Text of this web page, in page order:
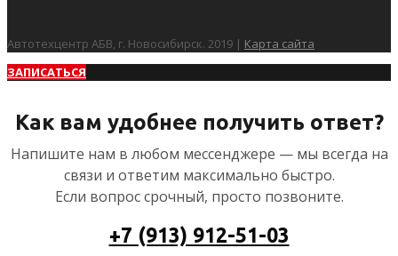
Автотехцентр АБВ, г. Новосибирск. 2019 | Карта сайта
ЗАПИСАТЬСЯ
Как вам удобнее получить ответ?
Напишите нам в любом мессенджере — мы всегда на
связи и ответим максимально быстро.
Если вопрос срочный, просто позвоните.
+7 (913) 912-51-03